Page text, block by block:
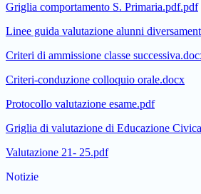
Griglia comportamento S. Primaria.pdf.pdf
Linee guida valutazione alunni
Criteri di ammissione classe
Criteri-conduzione colloquio orale.docx
Protocollo valutazione esame.pdf
Griglia di valutazione di Educazione
Valutazione 21- 25.pdf
Notizie